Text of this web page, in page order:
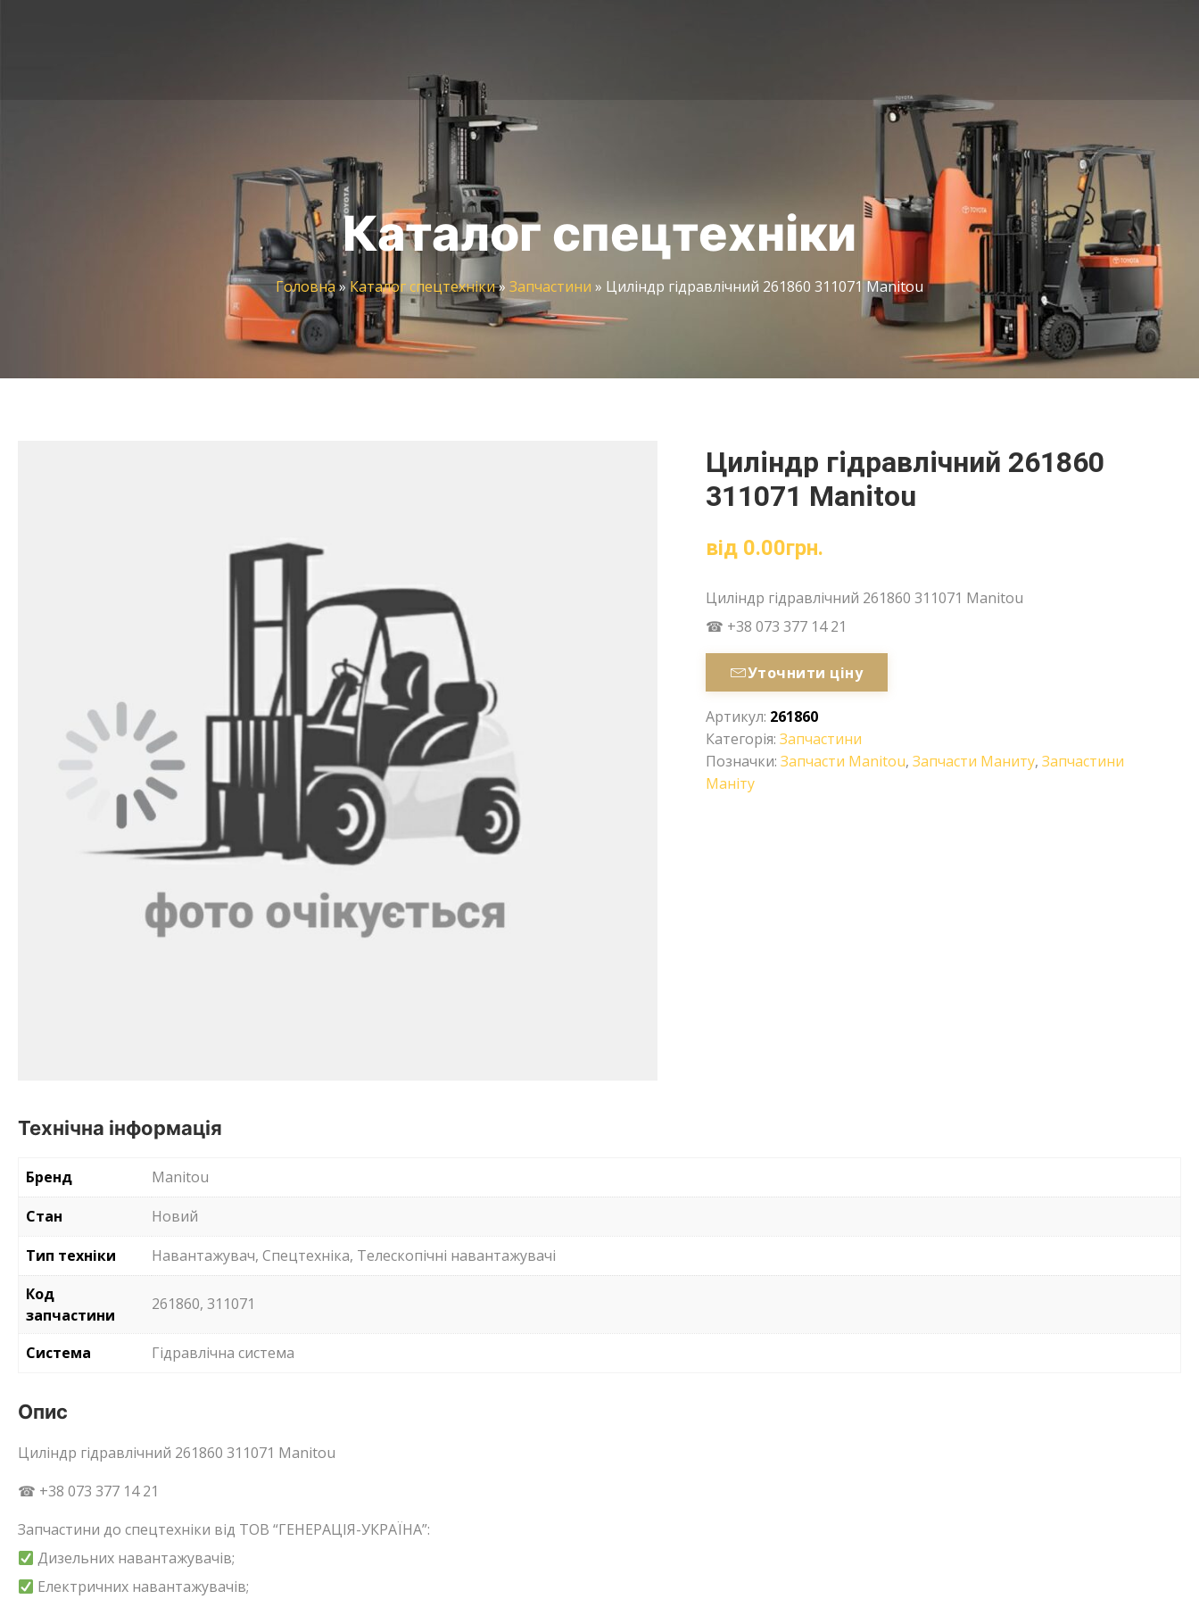
Каталог спецтехніки
Головна» Каталог спецтехніки» Запчастини » Циліндр гідравлічний 261860 311071 Manitou
Циліндр гідравлічний 261860
311071 Manitou
від 0.00грн.
Циліндр гідравлічний 261860 311071 Manitou
☎ +38 073 377 14 21
Уточнити ціну
Артикул: 261860
Категорія:Запчастини
Позначки:Запчасти Manitou,Запчасти Маниту,Запчастини
Маніту
Технічна інформація
Бренд
Manitou
Стан
Новий
Тип техніки
Навантажувач, Спецтехніка, Телескопічні навантажувачі
Код
запчастини
261860, 311071
Система Гідравлічна система
Опис
Циліндр гідравлічний 261860 311071 Manitou
☎ +38 073 377 14 21
Запчастини до спецтехніки від ТОВ “ГЕНЕРАЦІЯ-УКРАЇНА”:
Дизельних навантажувачів;
Електричних навантажувачів;